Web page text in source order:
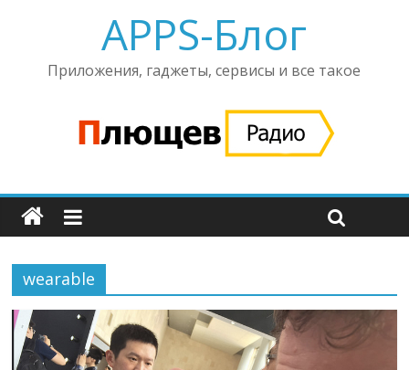
APPS-Блог
Приложения, гаджеты, сервисы и все такое
wearable